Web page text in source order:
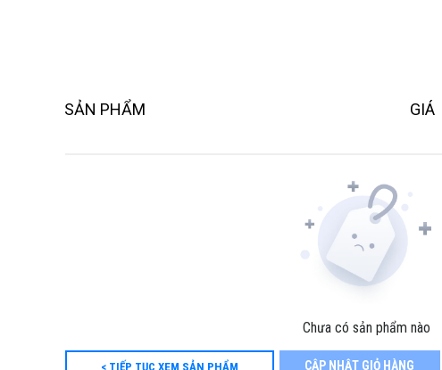
GIÁ
SẢN PHẨM
< TIẾP TỤC XEM SẢN PHẨM CẬP NHẬT GIỎ HÀNG
Chưa có sản phẩm nào